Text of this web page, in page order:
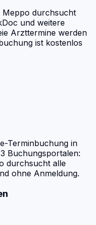
Meppo durchsucht
und weitere
Arzttermine werden
ist kostenlos
Terminbuchung in
Buchungsportalen:
durchsucht alle
ohne Anmeldung.